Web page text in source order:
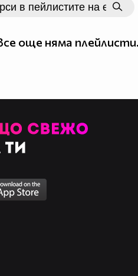
още няма плейлисти.